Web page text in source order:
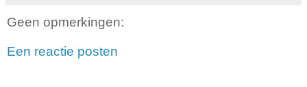
Geen opmerkingen:
Een reactie posten